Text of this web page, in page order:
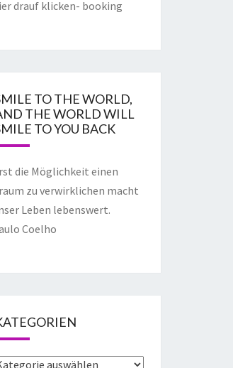
drauf klicken- booking
TO THE WORLD,
THE WORLD WILL
TO YOU BACK
die Möglichkeit einen
zu verwirklichen macht
Leben lebenswert.
Coelho